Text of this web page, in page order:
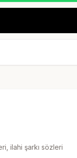
ilahi şarkı sözleri